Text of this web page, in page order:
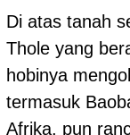
Di atas tanah
Thole yang
hobinya
termasuk
Afrika, pun